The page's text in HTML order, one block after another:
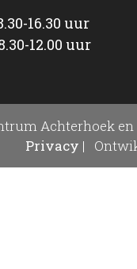
16.30 uur
12.00 uur
Achterhoek en
Privacy |